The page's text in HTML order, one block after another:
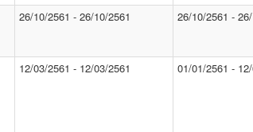
26/10/2561 - 26/10/2561 26/10/2561 -
12/03/2561 - 12/03/2561 01/01/2561 -